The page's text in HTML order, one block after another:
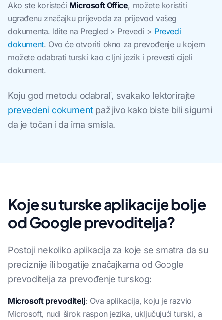
Ako ste koristeći Microsoft Office, možete koristiti
ugrađenu značajku prijevoda za prijevod vašeg
dokumenta. Idite na Pregled > Prevedi > Prevedi
dokument. Ovo će otvoriti okno za prevođenje u kojem
možete odabrati turski kao ciljni jezik i prevesti cijeli
dokument.
Koju god metodu odabrali, svakako lektorirajte
prevedeni dokumentpažljivo kako biste bili sigurni
da je točan i da ima smisla.
Koje su turske aplikacije bolje
od Google prevoditelja?
Postoji nekoliko aplikacija za koje se smatra da su
preciznije ili bogatije značajkama od Google
prevoditelja za prevođenje turskog:
Microsoft prevoditelj: Ova aplikacija, koju je razvio
Microsoft, nudi širok raspon jezika, uključujući turski, a